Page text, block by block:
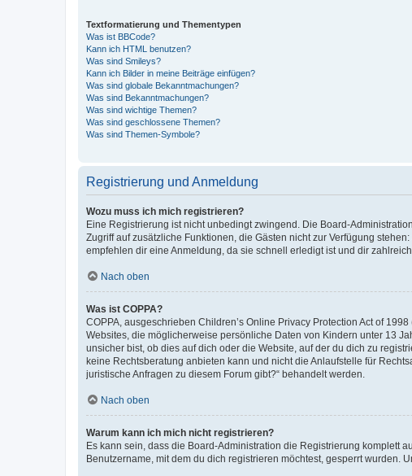
Textformatierung und Thementypen
Was ist BBCode?
Kann ich HTML benutzen?
Was sind Smileys?
Kann ich Bilder in meine Beiträge einfügen?
Was sind globale Bekanntmachungen?
Was sind Bekanntmachungen?
Was sind wichtige Themen?
Was sind geschlossene Themen?
Was sind Themen-Symbole?
Registrierung und Anmeldung
Wozu muss ich mich registrieren?
Eine Registrierung ist nicht unbedingt zwingend. Die Board-
Zugriff auf zusätzliche Funktionen, die Gästen nicht zur Verfügung
empfehlen dir eine Anmeldung, da sie schnell erledigt ist und dir
Nach oben
Was ist COPPA?
COPPA, ausgeschrieben Children’s Online Privacy Protection Act of
Websites, die möglicherweise persönliche Daten von Kindern unter 13
unsicher bist, ob dies auf dich oder die Website, auf der du dich zu
keine Rechtsberatung anbieten kann und nicht die Anlaufstelle für
juristische Anfragen zu diesem Forum gibt?“ behandelt werden.
Nach oben
Warum kann ich mich nicht registrieren?
Es kann sein, dass die Board-Administration die Registrierung komplett
Benutzername, mit dem du dich registrieren möchtest, gesperrt wurden.